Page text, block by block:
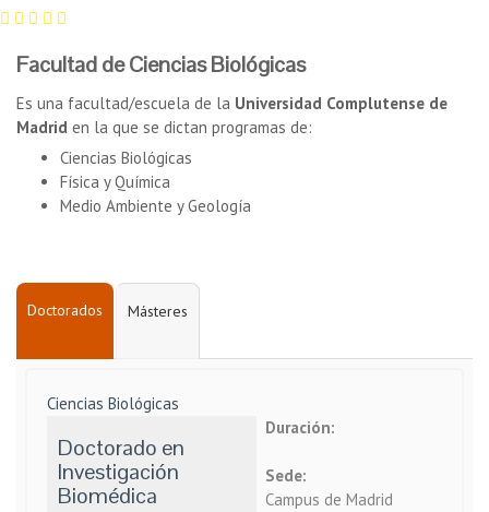
Facultad de Ciencias Biológicas
Es una facultad/escuela de la Universidad Complutense de
Madrid en la que se dictan programas de:
Ciencias Biológicas
Física y Química
Medio Ambiente y Geología
Doctorados Másteres
Ciencias Biológicas
Doctorado en
Investigación
Biomédica
Duración:
Sede:
Campus de Madrid